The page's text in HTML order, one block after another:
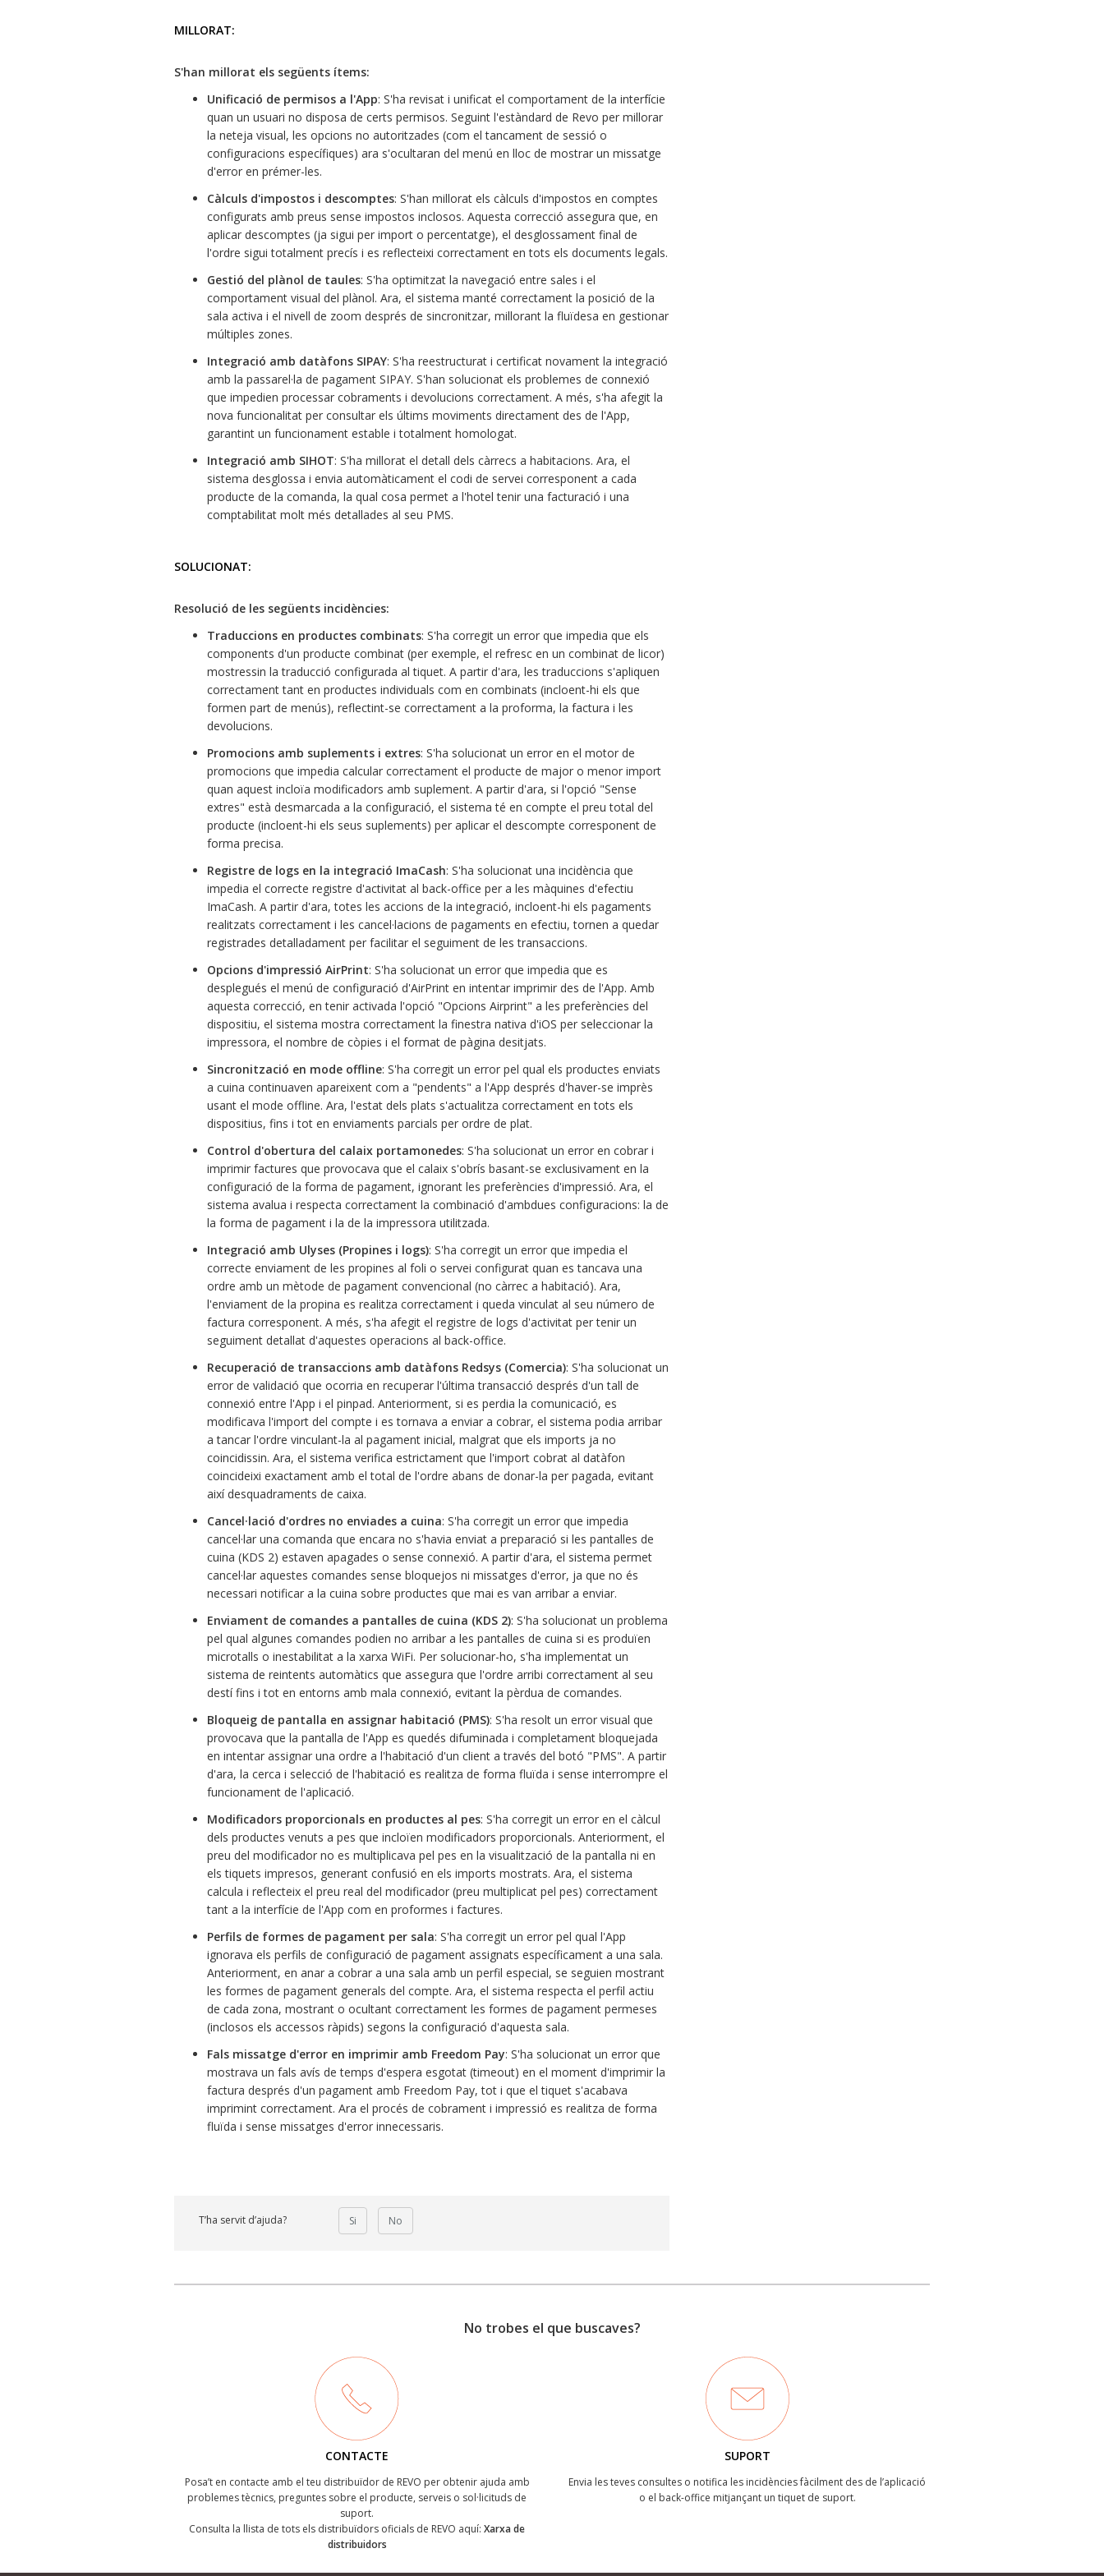
MILLORAT:
S'han millorat els següents ítems:
Unificació de permisos a l'App: S'ha revisat i unificat el comportament de la interfície
quan un usuari no disposa de certs permisos. Seguint l'estàndard de Revo per millorar
la neteja visual, les opcions no autoritzades (com el tancament de sessió o
configuracions específiques) ara s'ocultaran del menú en lloc de mostrar un missatge
d'error en prémer-les.
Càlculs d'impostos i descomptes: S'han millorat els càlculs d'impostos en comptes
configurats amb preus sense impostos inclosos. Aquesta correcció assegura que, en
aplicar descomptes (ja sigui per import o percentatge), el desglossament final de
l'ordre sigui totalment precís i es reflecteixi correctament en tots els documents legals.
Gestió del plànol de taules: S'ha optimitzat la navegació entre sales i el
comportament visual del plànol. Ara, el sistema manté correctament la posició de la
sala activa i el nivell de zoom després de sincronitzar, millorant la fluïdesa en gestionar
múltiples zones.
Integració amb datàfons SIPAY: S'ha reestructurat i certificat novament la integració
amb la passarel·la de pagament SIPAY. S'han solucionat els problemes de connexió
que impedien processar cobraments i devolucions correctament. A més, s'ha afegit la
nova funcionalitat per consultar els últims moviments directament des de l'App,
garantint un funcionament estable i totalment homologat.
Integració amb SIHOT: S'ha millorat el detall dels càrrecs a habitacions. Ara, el
sistema desglossa i envia automàticament el codi de servei corresponent a cada
producte de la comanda, la qual cosa permet a l'hotel tenir una facturació i una
comptabilitat molt més detallades al seu PMS.
SOLUCIONAT:
Resolució de les següents incidències:
Traduccions en productes combinats: S'ha corregit un error que impedia que els
components d'un producte combinat (per exemple, el refresc en un combinat de licor)
mostressin la traducció configurada al tiquet. A partir d'ara, les traduccions s'apliquen
correctament tant en productes individuals com en combinats (incloent-hi els que
formen part de menús), reflectint-se correctament a la proforma, la factura i les
devolucions.
Promocions amb suplements i extres: S'ha solucionat un error en el motor de
promocions que impedia calcular correctament el producte de major o menor import
quan aquest incloïa modificadors amb suplement. A partir d'ara, si l'opció "Sense
extres" està desmarcada a la configuració, el sistema té en compte el preu total del
producte (incloent-hi els seus suplements) per aplicar el descompte corresponent de
forma precisa.
Registre de logs en la integració ImaCash: S'ha solucionat una incidència que
impedia el correcte registre d'activitat al back-office per a les màquines d'efectiu
ImaCash. A partir d'ara, totes les accions de la integració, incloent-hi els pagaments
realitzats correctament i les cancel·lacions de pagaments en efectiu, tornen a quedar
registrades detalladament per facilitar el seguiment de les transaccions.
Opcions d'impressió AirPrint: S'ha solucionat un error que impedia que es
desplegués el menú de configuració d'AirPrint en intentar imprimir des de l'App. Amb
aquesta correcció, en tenir activada l'opció "Opcions Airprint" a les preferències del
dispositiu, el sistema mostra correctament la finestra nativa d'iOS per seleccionar la
impressora, el nombre de còpies i el format de pàgina desitjats.
Sincronització en mode offline: S'ha corregit un error pel qual els productes enviats
a cuina continuaven apareixent com a "pendents" a l'App després d'haver-se imprès
usant el mode offline. Ara, l'estat dels plats s'actualitza correctament en tots els
dispositius, fins i tot en enviaments parcials per ordre de plat.
Control d'obertura del calaix portamonedes: S'ha solucionat un error en cobrar i
imprimir factures que provocava que el calaix s'obrís basant-se exclusivament en la
configuració de la forma de pagament, ignorant les preferències d'impressió. Ara, el
sistema avalua i respecta correctament la combinació d'ambdues configuracions: la de
la forma de pagament i la de la impressora utilitzada.
Integració amb Ulyses (Propines i logs): S'ha corregit un error que impedia el
correcte enviament de les propines al foli o servei configurat quan es tancava una
ordre amb un mètode de pagament convencional (no càrrec a habitació). Ara,
l'enviament de la propina es realitza correctament i queda vinculat al seu número de
factura corresponent. A més, s'ha afegit el registre de logs d'activitat per tenir un
seguiment detallat d'aquestes operacions al back-office.
Recuperació de transaccions amb datàfons Redsys (Comercia): S'ha solucionat un
error de validació que ocorria en recuperar l'última transacció després d'un tall de
connexió entre l'App i el pinpad. Anteriorment, si es perdia la comunicació, es
modificava l'import del compte i es tornava a enviar a cobrar, el sistema podia arribar
a tancar l'ordre vinculant-la al pagament inicial, malgrat que els imports ja no
coincidissin. Ara, el sistema verifica estrictament que l'import cobrat al datàfon
coincideixi exactament amb el total de l'ordre abans de donar-la per pagada, evitant
així desquadraments de caixa.
Cancel·lació d'ordres no enviades a cuina: S'ha corregit un error que impedia
cancel·lar una comanda que encara no s'havia enviat a preparació si les pantalles de
cuina (KDS 2) estaven apagades o sense connexió. A partir d'ara, el sistema permet
cancel·lar aquestes comandes sense bloquejos ni missatges d'error, ja que no és
necessari notificar a la cuina sobre productes que mai es van arribar a enviar.
Enviament de comandes a pantalles de cuina (KDS 2): S'ha solucionat un problema
pel qual algunes comandes podien no arribar a les pantalles de cuina si es produïen
microtalls o inestabilitat a la xarxa WiFi. Per solucionar-ho, s'ha implementat un
sistema de reintents automàtics que assegura que l'ordre arribi correctament al seu
destí fins i tot en entorns amb mala connexió, evitant la pèrdua de comandes.
Bloqueig de pantalla en assignar habitació (PMS): S'ha resolt un error visual que
provocava que la pantalla de l'App es quedés difuminada i completament bloquejada
en intentar assignar una ordre a l'habitació d'un client a través del botó "PMS". A partir
d'ara, la cerca i selecció de l'habitació es realitza de forma fluïda i sense interrompre el
funcionament de l'aplicació.
Modificadors proporcionals en productes al pes: S'ha corregit un error en el càlcul
dels productes venuts a pes que incloïen modificadors proporcionals. Anteriorment, el
preu del modificador no es multiplicava pel pes en la visualització de la pantalla ni en
els tiquets impresos, generant confusió en els imports mostrats. Ara, el sistema
calcula i reflecteix el preu real del modificador (preu multiplicat pel pes) correctament
tant a la interfície de l'App com en proformes i factures.
Perfils de formes de pagament per sala: S'ha corregit un error pel qual l'App
ignorava els perfils de configuració de pagament assignats específicament a una sala.
Anteriorment, en anar a cobrar a una sala amb un perfil especial, se seguien mostrant
les formes de pagament generals del compte. Ara, el sistema respecta el perfil actiu
de cada zona, mostrant o ocultant correctament les formes de pagament permeses
(inclosos els accessos ràpids) segons la configuració d'aquesta sala.
Fals missatge d'error en imprimir amb Freedom Pay: S'ha solucionat un error que
mostrava un fals avís de temps d'espera esgotat (timeout) en el moment d'imprimir la
factura després d'un pagament amb Freedom Pay, tot i que el tiquet s'acabava
imprimint correctament. Ara el procés de cobrament i impressió es realitza de forma
fluïda i sense missatges d'error innecessaris.
T’ha servit d’ajuda? Si No
No trobes el que buscaves?
CONTACTE
Posa’t en contacte amb el teu distribuïdor de REVO per obtenir ajuda amb
problemes tècnics, preguntes sobre el producte, serveis o sol·licituds de
suport.
Consulta la llista de tots els distribuïdors oficials de REVO aquí: Xarxa de
distribuidors
SUPORT
Envia les teves consultes o notifica les incidències fàcilment des de l’aplicació
o el back-office mitjançant un tiquet de suport.